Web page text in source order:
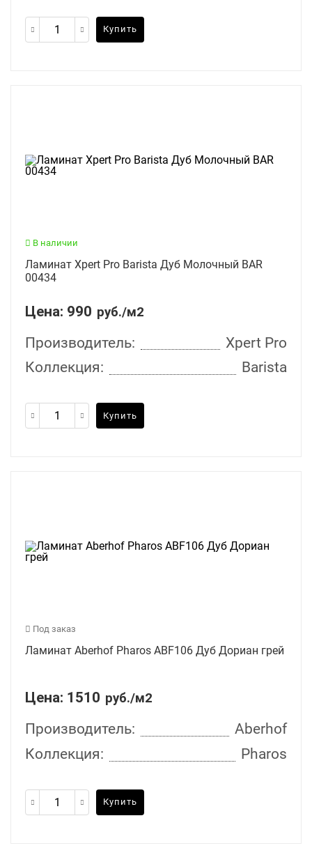
Купить
В наличии
Ламинат Xpert Pro Barista Дуб Молочный BAR
00434
Цена: 990 руб./м2
Производитель:
Xpert Pro
Коллекция:
Barista
Купить
Под заказ
Ламинат Aberhof Pharos ABF106 Дуб Дориан грей
Цена: 1510 руб./м2
Производитель:
Aberhof
Коллекция:
Pharos
Купить